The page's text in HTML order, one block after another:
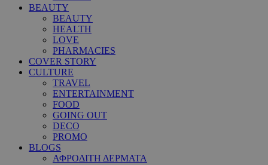
BEAUTY
BEAUTY
HEALTH
LOVE
PHARMACIES
COVER STORY
CULTURE
TRAVEL
ENTERTAINMENT
FOOD
GOING OUT
DECO
PROMO
BLOGS
ΑΦΡΟΔΙΤΗ ΔΕΡΜΑΤΑ